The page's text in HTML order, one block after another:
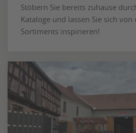
Stöbern Sie bereits zuhause
Kataloge und lassen Sie sich
Sortiments inspirieren!